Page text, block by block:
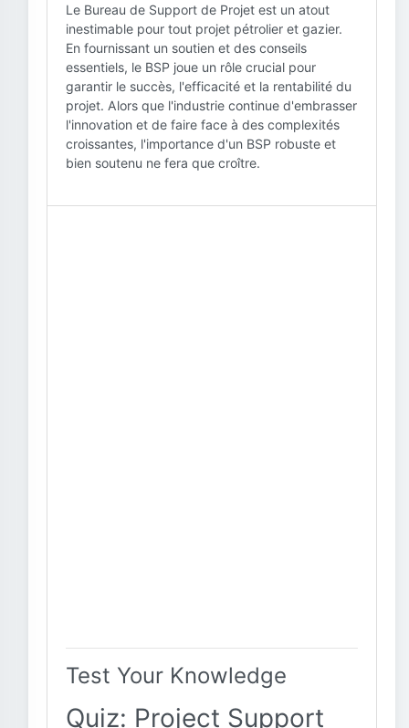
Le Bureau de Support de Projet est un atout
inestimable pour tout projet pétrolier et gazier.
En fournissant un soutien et des conseils
essentiels, le BSP joue un rôle crucial pour
garantir le succès, l'efficacité et la rentabilité du
projet. Alors que l'industrie continue d'embrasser
l'innovation et de faire face à des complexités
croissantes, l'importance d'un BSP robuste et
bien soutenu ne fera que croître.
Test Your Knowledge
Quiz: Project Support